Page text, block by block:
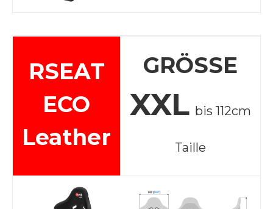
RSEAT
ECO
Leather
GRÖSSE
XXL bis 112cm
Taille